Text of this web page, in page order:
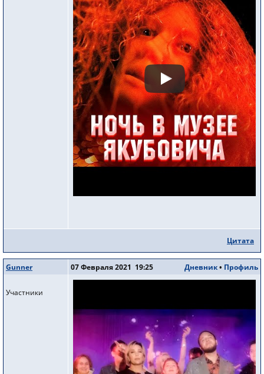
Цитата
Gunner
Участники
Дневник• Профиль
07 Февраля 2021 19:25